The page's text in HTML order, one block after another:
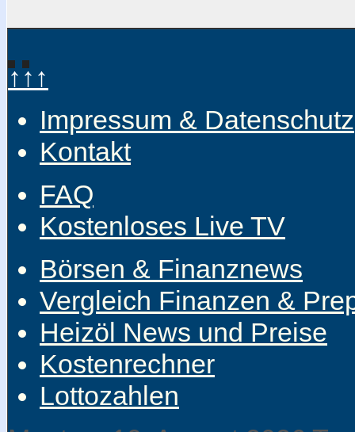
↑↑↑
Impressum & Datenschutz
Kontakt
FAQ
Kostenloses Live TV
Börsen & Finanznews
Vergleich Finanzen &
Heizöl News und Preise
Kostenrechner
Lottozahlen